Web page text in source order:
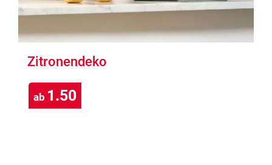
Zitronendeko
ab 1.50